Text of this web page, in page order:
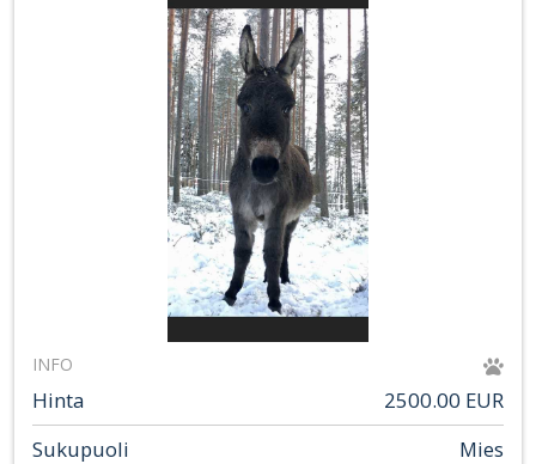
INFO
Hinta
2500.00 EUR
Sukupuoli
Mies